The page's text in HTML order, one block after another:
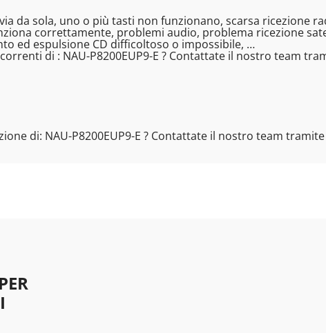
da sola, uno o più tasti non funzionano, scarsa ricezione
correttamente, problemi audio, problema ricezione
ed espulsione CD difficoltoso o impossibile, …
di : NAU-P8200EUP9-E ? Contattate il nostro team
di: NAU-P8200EUP9-E ? Contattate il nostro team tramite
PER